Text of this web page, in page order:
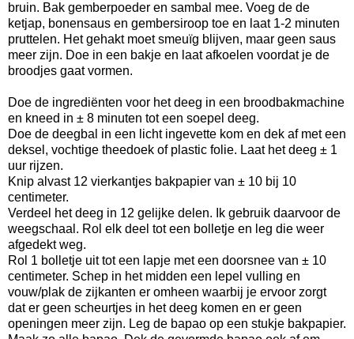
bruin. Bak gemberpoeder en sambal mee. Voeg de de
ketjap, bonensaus en gembersiroop toe en laat 1-2 minuten
pruttelen. Het gehakt moet smeuïg blijven, maar geen saus
meer zijn. Doe in een bakje en laat afkoelen voordat je de
broodjes gaat vormen.
Doe de ingrediënten voor het deeg in een broodbakmachine
en kneed in ± 8 minuten tot een soepel deeg.
Doe de deegbal in een licht ingevette kom en dek af met een
deksel, vochtige theedoek of plastic folie. Laat het deeg ± 1
uur rijzen.
Knip alvast 12 vierkantjes bakpapier van ± 10 bij 10
centimeter.
Verdeel het deeg in 12 gelijke delen. Ik gebruik daarvoor de
weegschaal. Rol elk deel tot een bolletje en leg die weer
afgedekt weg.
Rol 1 bolletje uit tot een lapje met een doorsnee van ± 10
centimeter. Schep in het midden een lepel vulling en
vouw/plak de zijkanten er omheen waarbij je ervoor zorgt
dat er geen scheurtjes in het deeg komen en er geen
openingen meer zijn. Leg de bapao op een stukje bakpapier.